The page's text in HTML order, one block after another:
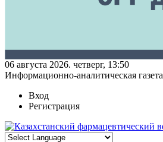
06 августа 2026. четверг, 13:50
Информационно-аналитическая газета
Вход
Регистрация